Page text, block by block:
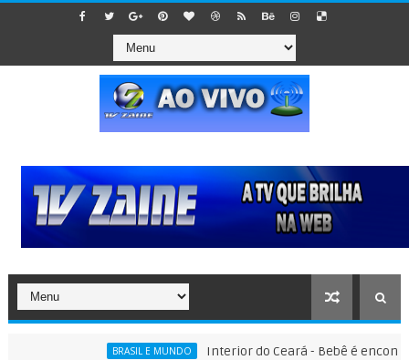
BRASIL E MUNDO Interior do Ceará - Bebê é encontrado